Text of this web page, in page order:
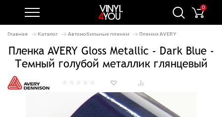
0
Главная Каталог Автомобильные пленки Пленки AVERY
Пленка AVERY Gloss Metallic - Dark Blue -
Темный голубой металлик глянцевый